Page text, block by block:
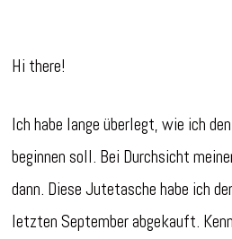
Hi there!
Ich habe lange überlegt, wie ich
beginnen soll. Bei Durchsicht
dann. Diese Jutetasche habe ich
letzten September abgekauft.